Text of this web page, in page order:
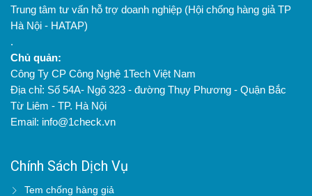
Trung tâm tư vấn hỗ trợ doanh nghiệp (Hội chống hàng giả TP
Hà Nội - HATAP)
.
Chủ quản:
Công Ty CP Công Nghệ 1Tech Việt Nam
Địa chỉ: Số 54A- Ngõ 323 - đường Thụy Phương - Quận Bắc
Từ Liêm - TP. Hà Nội
Email: info@1check.vn
Chính Sách Dịch Vụ
Tem chống hàng giả